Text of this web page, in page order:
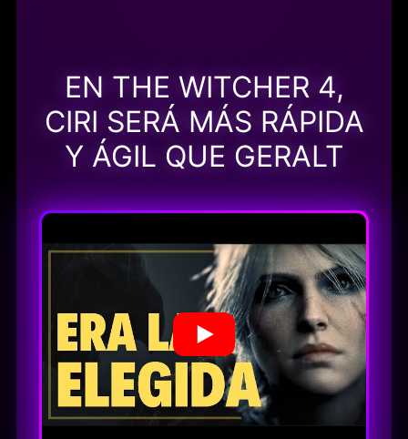
EN THE WITCHER 4,
CIRI SERÁ MÁS RÁPIDA
Y ÁGIL QUE GERALT